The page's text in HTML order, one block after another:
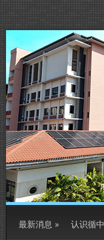
最新消息 » 认识循中